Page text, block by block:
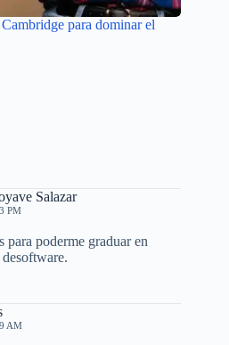
para dominar el
Salazar
PM
poderme graduar en
AM